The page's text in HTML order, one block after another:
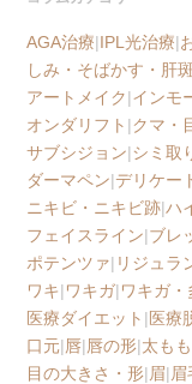
AGA治療|IPL光治療|
しみ・そばかす・肝斑
アートメイク|インモ
オンダリフト |クマ・
サブシジョン|シミ取
ダーマペン|デリケー
ニキビ・ニキビ跡|ハ
フェイスライン|ブレ
ポテンツァ| リジュラ
ワキ|ワキガ|ワキガ・
医療ダイエット |医療
口元|唇|唇の形|太もも
目の大きさ・形|眉|眉